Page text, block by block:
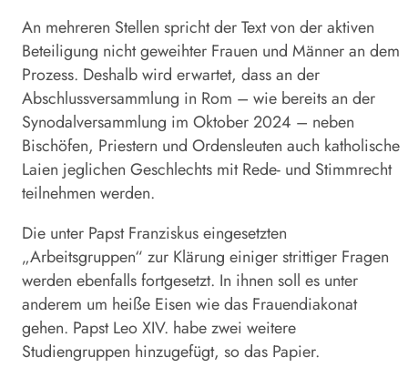
An mehreren Stellen spricht der Text von der aktiven
Beteiligung nicht geweihter Frauen und Männer an dem
Prozess. Deshalb wird erwartet, dass an der
Abschlussversammlung in Rom – wie bereits an der
Synodalversammlung im Oktober 2024 – neben
Bischöfen, Priestern und Ordensleuten auch katholische
Laien jeglichen Geschlechts mit Rede- und Stimmrecht
teilnehmen werden.
Die unter Papst Franziskus eingesetzten
„Arbeitsgruppen“ zur Klärung einiger strittiger Fragen
werden ebenfalls fortgesetzt. In ihnen soll es unter
anderem um heiße Eisen wie das Frauendiakonat
gehen. Papst Leo XIV. habe zwei weitere
Studiengruppen hinzugefügt, so das Papier.